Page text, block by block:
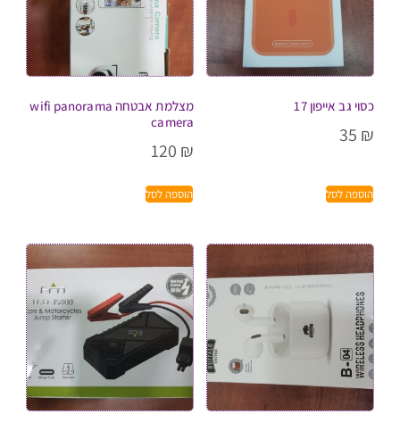
כסוי גב אייפון 17
35 ₪
הוספה לסל
מצלמת אבטחה wifi panorama
camera
120 ₪
הוספה לסל